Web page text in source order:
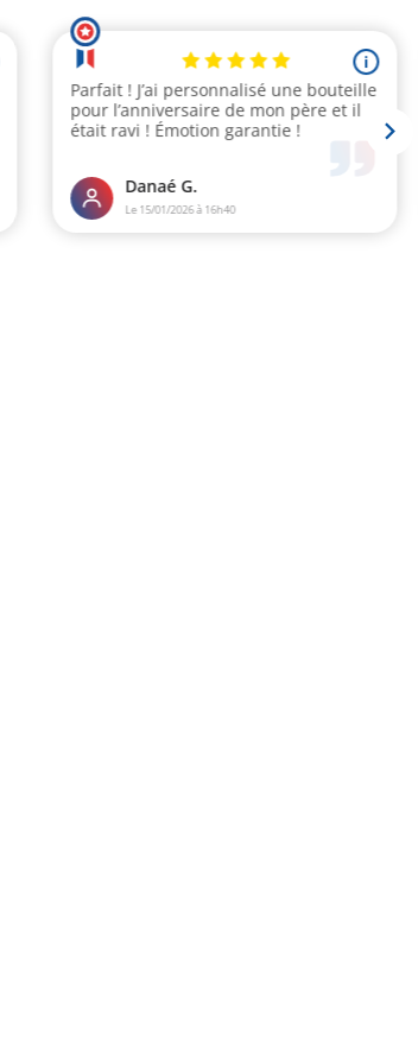
i
Parfait ! J’ai personnalisé une bouteille
pour l’anniversaire de mon père et il
était ravi ! Émotion garantie !
Danaé G.
Le 15/01/2026 à 16h40